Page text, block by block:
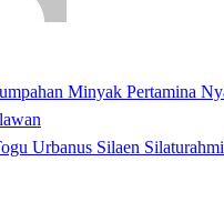
Minyak Pertamina
Urbanus Silaen